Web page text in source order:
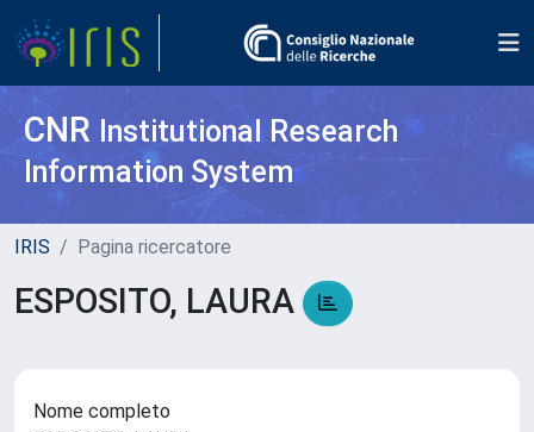
CNR Institutional Research
Information System
IRIS Pagina ricercatore
ESPOSITO, LAURA
Nome completo